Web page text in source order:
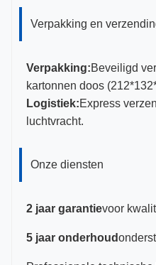
Verpakking en
Verpakking:Beveiligd
kartonnen doos
Logistiek:Express
luchtvracht.
Onze diensten
2 jaar garantievoor
5 jaar onderhoud